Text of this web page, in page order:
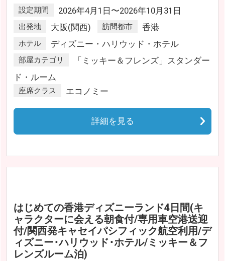
設定期間 2026年4月1日〜2026年10月31日
出発地 大阪(関西) 訪問都市 香港
ホテル ディズニー・ハリウッド・ホテル
部屋カテゴリ
「ミッキー＆フレンズ」スタンダー
ド・ルーム
座席クラス エコノミー
詳細を見る
はじめての香港ディズニーランド4日間(キ
ャラクターに会える朝食付/専用車空港送迎
付/関西発キャセイパシフィック航空利用/デ
ィズニー･ハリウッド･ホテル/ミッキー＆フ
レンズルーム泊)